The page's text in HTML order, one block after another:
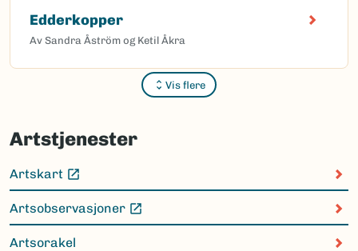
Edderkopper
Av Sandra Åström og Ketil Åkra
Vis flere
Artstjenester
Artskart
(Ekstern lenke)
Artsobservasjoner
(Ekstern lenke)
Artsorakel